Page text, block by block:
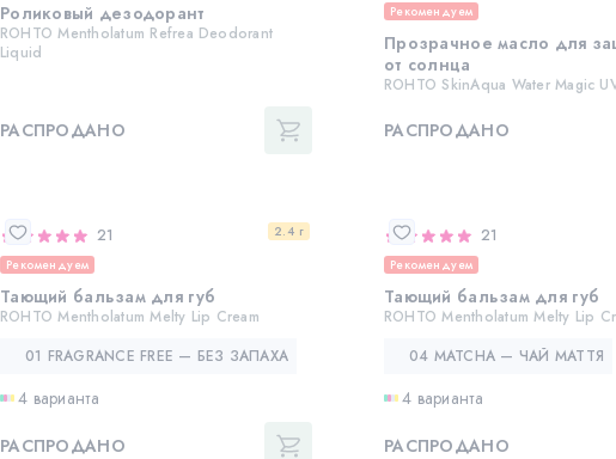
Роликовый дезодорант
ROHTO Mentholatum Refrea Deodorant
Liquid
РАСПРОДАНО
Рекомендуем
Прозрачное масло для
от солнца
ROHTO SkinAqua Water Magic
РАСПРОДАНО
2.4 г
21
Рекомендуем
Тающий бальзам для губ
ROHTO Mentholatum Melty Lip Cream
01 FRAGRANCE FREE — БЕЗ ЗАПАХА
4 варианта
РАСПРОДАНО
21
Рекомендуем
Тающий бальзам для губ
ROHTO Mentholatum Melty Lip
04 MATCHA — ЧАЙ МАТТЯ
4 варианта
РАСПРОДАНО